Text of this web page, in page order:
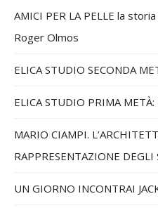
AMICI PER LA PELLE la
Roger Olmos
ELICA STUDIO SECONDA
ELICA STUDIO PRIMA
MARIO CIAMPI.
RAPPRESENTAZIONE
UN GIORNO INCONTRAI